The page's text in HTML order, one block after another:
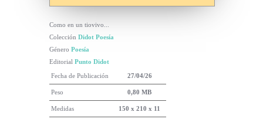
Como en un tiovivo...
Colección Didot Poesía
Género Poesía
Editorial Punto Didot
Fecha de Publicación
27/04/26
Peso 0,80 MB
Medidas 150 x 210 x 11